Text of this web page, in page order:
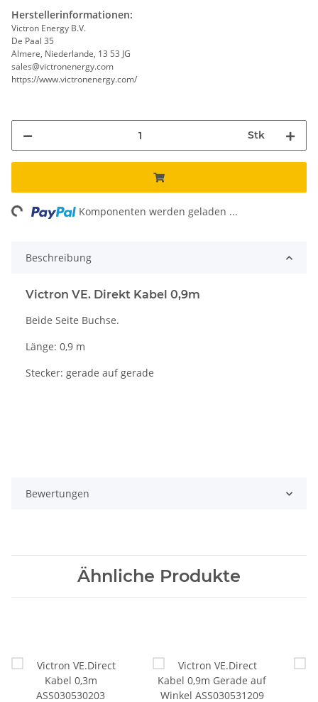
Herstellerinformationen:
Victron Energy B.V.
De Paal 35
Almere, Niederlande, 13 53 JG
sales@victronenergy.com
https://www.victronenergy.com/
Stk
Komponenten werden geladen ...
Beschreibung
Victron VE. Direkt Kabel 0,9m
Beide Seite Buchse.
Länge: 0,9 m
Stecker: gerade auf gerade
Bewertungen
Ähnliche Produkte